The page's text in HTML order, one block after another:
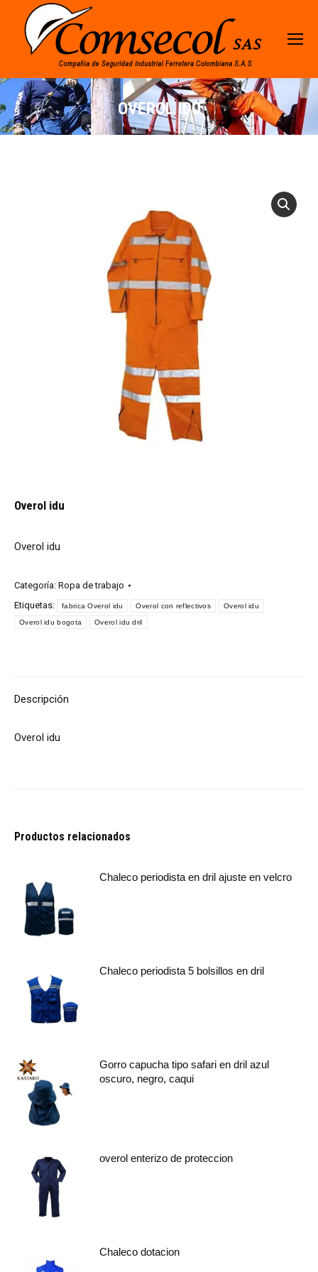
OVEROL IDU
Overol idu
Overol idu
Categoría: Ropa de trabajo
Etiquetas:
fabrica Overol idu Overol con reflectivos Overol idu
Overol idu bogota Overol idu dril
Descripción
Overol idu
Productos relacionados
Chaleco periodista en dril ajuste en velcro
Chaleco periodista 5 bolsillos en dril
Gorro capucha tipo safari en dril azul
oscuro, negro, caqui
overol enterizo de proteccion
Chaleco dotacion